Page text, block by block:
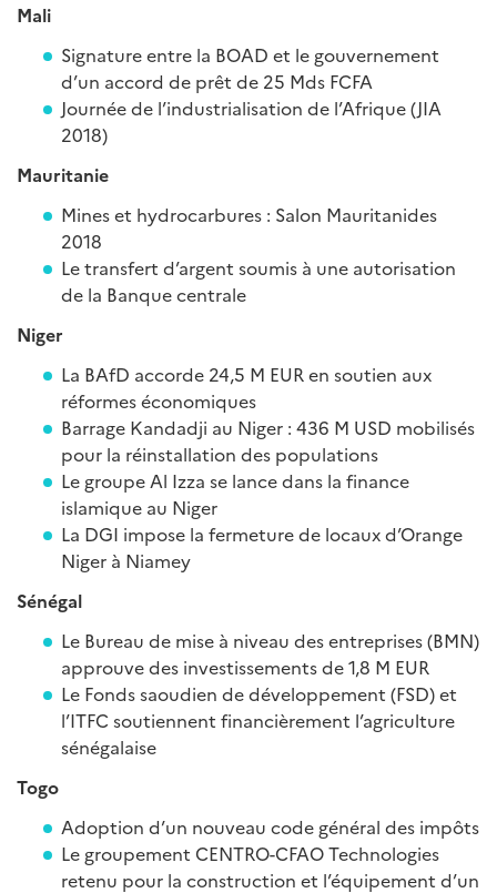
Mali
Signature entre la BOAD et le gouvernement
d’un accord de prêt de 25 Mds FCFA
Journée de l’industrialisation de l’Afrique (JIA
2018)
Mauritanie
Mines et hydrocarbures : Salon Mauritanides
2018
Le transfert d’argent soumis à une autorisation
de la Banque centrale
Niger
La BAfD accorde 24,5 M EUR en soutien aux
réformes économiques
Barrage Kandadji au Niger : 436 M USD mobilisés
pour la réinstallation des populations
Le groupe Al Izza se lance dans la finance
islamique au Niger
La DGI impose la fermeture de locaux d’Orange
Niger à Niamey
Sénégal
Le Bureau de mise à niveau des entreprises (BMN)
approuve des investissements de 1,8 M EUR
Le Fonds saoudien de développement (FSD) et
l’ITFC soutiennent financièrement l’agriculture
sénégalaise
Togo
Adoption d’un nouveau code général des impôts
Le groupement CENTRO-CFAO Technologies
retenu pour la construction et l’équipement d’un